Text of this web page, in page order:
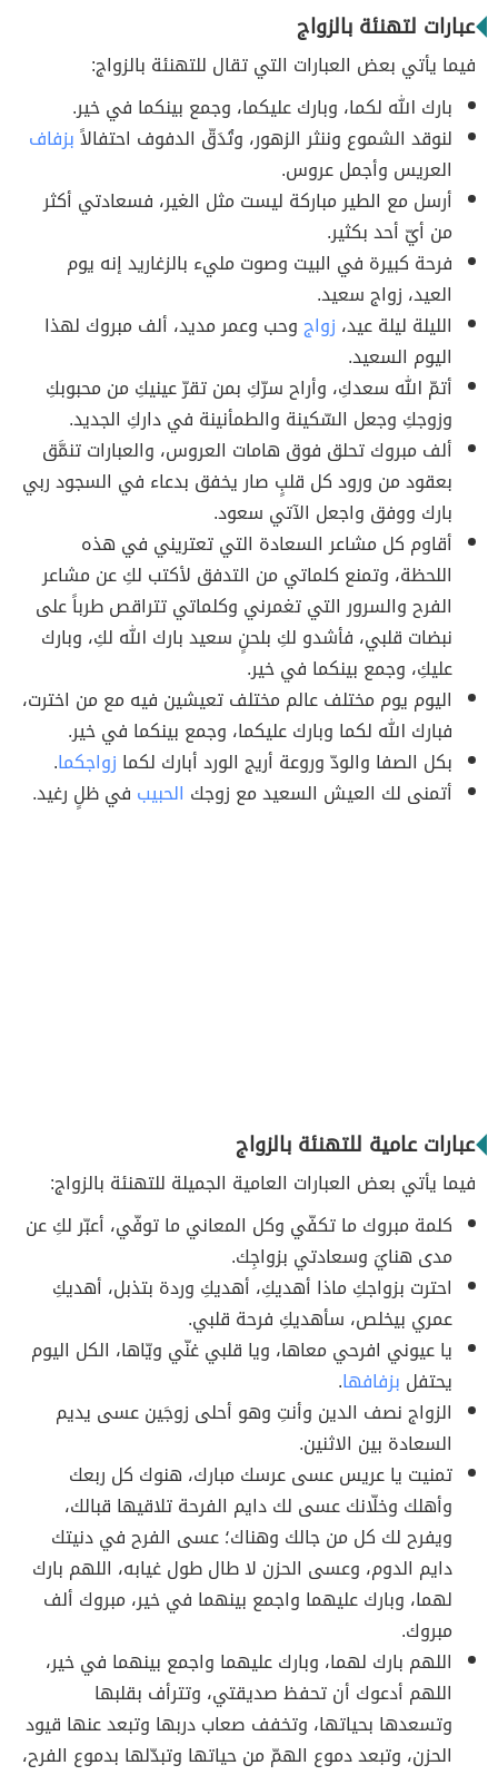
عبارات لتهنئة بالزواج
فيما يأتي بعض العبارات التي تقال للتهنئة بالزواج:
بارك الله لكما، وبارك عليكما، وجمع بينكما في خير.
لنوقد الشموع وننثر الزهور، وتُدَقّ الدفوف احتفالاًبزفاف
العريس وأجمل عروس.
أرسل مع الطير مباركة ليست مثل الغير، فسعادتي أكثر
من أيّ أحد بكثير.
فرحة كبيرة في البيت وصوت مليء بالزغاريد إنه يوم
العيد، زواج سعيد.
الليلة ليلة عيد، زواجوحب وعمر مديد، ألف مبروك لهذا
اليوم السعيد.
أتمّ الله سعدكِ، وأراح سرّكِ بمن تقرّ عينيكِ من محبوبكِ
وزوجكِ وجعل السّكينة والطمأنينة في داركِ الجديد.
ألف مبروك تحلق فوق هامات العروس، والعبارات تنمَّق
بعقود من ورود كل قلبٍ صار يخفق بدعاء في السجود ربي
بارك ووفق واجعل الآتي سعود.
أقاوم كل مشاعر السعادة التي تعتريني في هذه
اللحظة، وتمنع كلماتي من التدفق لأكتب لكِ عن مشاعر
الفرح والسرور التي تغمرني وكلماتي تتراقص طرباً على
نبضات قلبي، فأشدو لكِ بلحنٍ سعيد بارك الله لكِ، وبارك
عليكِ، وجمع بينكما في خير.
اليوم يوم مختلف عالم مختلف تعيشين فيه مع من اخترت،
فبارك الله لكما وبارك عليكما، وجمع بينكما في خير.
بكل الصفا والودّ وروعة أريج الورد أبارك لكما زواجكما.
أتمنى لك العيش السعيد مع زوجك الحبيب في ظلٍ رغيد.
عبارات عامية للتهنئة بالزواج
فيما يأتي بعض العبارات العامية الجميلة للتهنئة بالزواج:
كلمة مبروك ما تكفّي وكل المعاني ما توفّي، أعبّر لكِ عن
مدى هنايَ وسعادتي بزواجِك.
احترت بزواجكِ ماذا أهديكِ، أهديكِ وردة بتذبل، أهديكِ
عمري بيخلص، سأهديكِ فرحة قلبي.
يا عيوني افرحي معاها، ويا قلبي غنّي ويّاها، الكل اليوم
يحتفل بزفافها.
الزواج نصف الدين وأنتِ وهو أحلى زوجَين عسى يديم
السعادة بين الاثنين.
تمنيت يا عريس عسى عرسك مبارك، هنوك كل ربعك
وأهلك وخلّانك عسى لك دايم الفرحة تلاقيها قبالك،
ويفرح لك كل من جالك وهناك؛ عسى الفرح في دنيتك
دايم الدوم، وعسى الحزن لا طال طول غيابه، اللهم بارك
لهما، وبارك عليهما واجمع بينهما في خير، مبروك ألف
مبروك.
اللهم بارك لهما، وبارك عليهما واجمع بينهما في خير،
اللهم أدعوك أن تحفظ صديقتي، وتترأف بقلبها
وتسعدها بحياتها، وتخفف صعاب دربها وتبعد عنها قيود
الحزن، وتبعد دموع الهمّ من حياتها وتبدّلها بدموع الفرح،